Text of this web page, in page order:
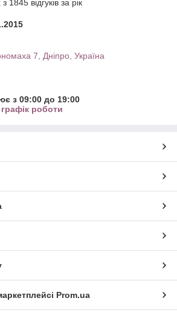
1845 відгуків за рік
7, Дніпро, Україна
з 09:00 до 19:00
роботи
Prom.ua